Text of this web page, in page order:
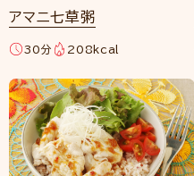
アマニ七草粥
30分 208kcal